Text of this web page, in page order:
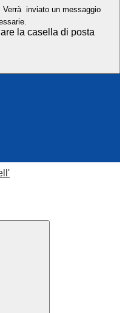
Verrà inviato un messaggio
la casella di posta